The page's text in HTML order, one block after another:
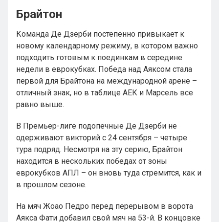
Брайтон
Команда Де Дзерби постепенно привыкает к
новому календарному режиму, в котором важно
подходить готовым к поединкам в середине
недели в еврокубках. Победа над Аяксом стала
первой для Брайтона на международной арене –
отличный знак, но в таблице АЕК и Марсель все
равно выше.
В Премьер-лиге подопечные Де Дзерби не
одерживают викторий с 24 сентября – четыре
тура подряд. Несмотря на эту серию, Брайтон
находится в нескольких победах от зоны
еврокубков АПЛ – он вновь туда стремится, как и
в прошлом сезоне.
На мяч Жоао Педро перед перерывом в ворота
Аякса Фати добавил свой мяч на 53-й. В концовке